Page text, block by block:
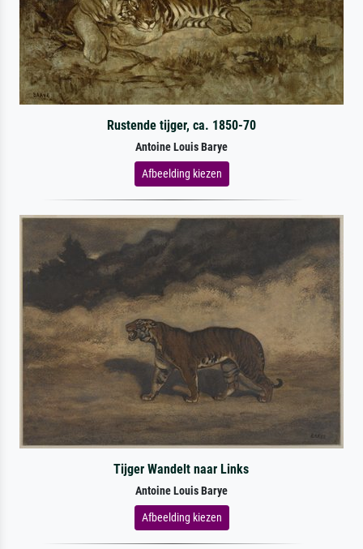
Rustende tijger, ca. 1850-70
Antoine Louis Barye
Afbeelding kiezen
Tijger Wandelt naar Links
Antoine Louis Barye
Afbeelding kiezen